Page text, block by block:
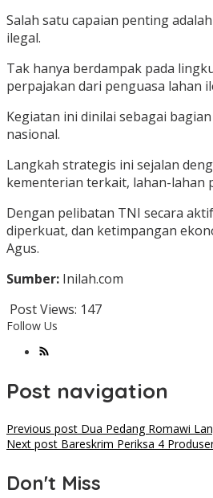
Salah satu capaian penting
ilegal.
Tak hanya berdampak pada
perpajakan dari penguasa lahan
Kegiatan ini dinilai sebagai
nasional.
Langkah strategis ini sejalan
kementerian terkait, lahan-lahan
Dengan pelibatan TNI secara
diperkuat, dan ketimpangan
Agus.
Sumber: Inilah.com
Post Views: 147
Follow Us
Post navigation
Previous post Dua Pedang Romawi
Next post Bareskrim Periksa 4
Don't Miss